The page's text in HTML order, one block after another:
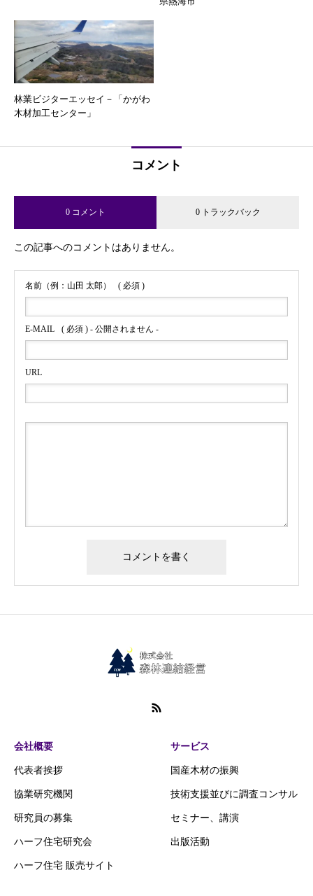
林業ビジターエッセイ－「かがわ
木材加工センター」
コメント
0 コメント 0 トラックバック
この記事へのコメントはありません。
名前（例：山田 太郎） ( 必須 )
E-MAIL ( 必須 ) - 公開されません -
URL
会社概要
代表者挨拶
協業研究機関
研究員の募集
ハーフ住宅研究会
ハーフ住宅 販売サイト
サービス
国産木材の振興
技術支援並びに調査コンサル
セミナー、講演
出版活動